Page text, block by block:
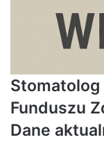
Funduszu
Dane